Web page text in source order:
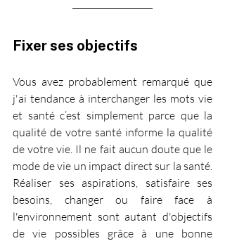
Fixer ses objectifs
Vous avez probablement remarqué que
j'ai tendance à interchanger les mots vie
et santé c’est simplement parce que la
qualité de votre santé informe la qualité
de votre vie. Il ne fait aucun doute que le
mode de vie un impact direct sur la santé.
Réaliser ses aspirations, satisfaire ses
besoins, changer ou faire face à
l'environnement sont autant d'objectifs
de vie possibles grâce à une bonne